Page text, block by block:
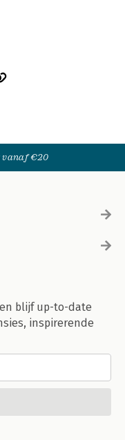
vanaf €20
blijf up-to-date
inspirerende